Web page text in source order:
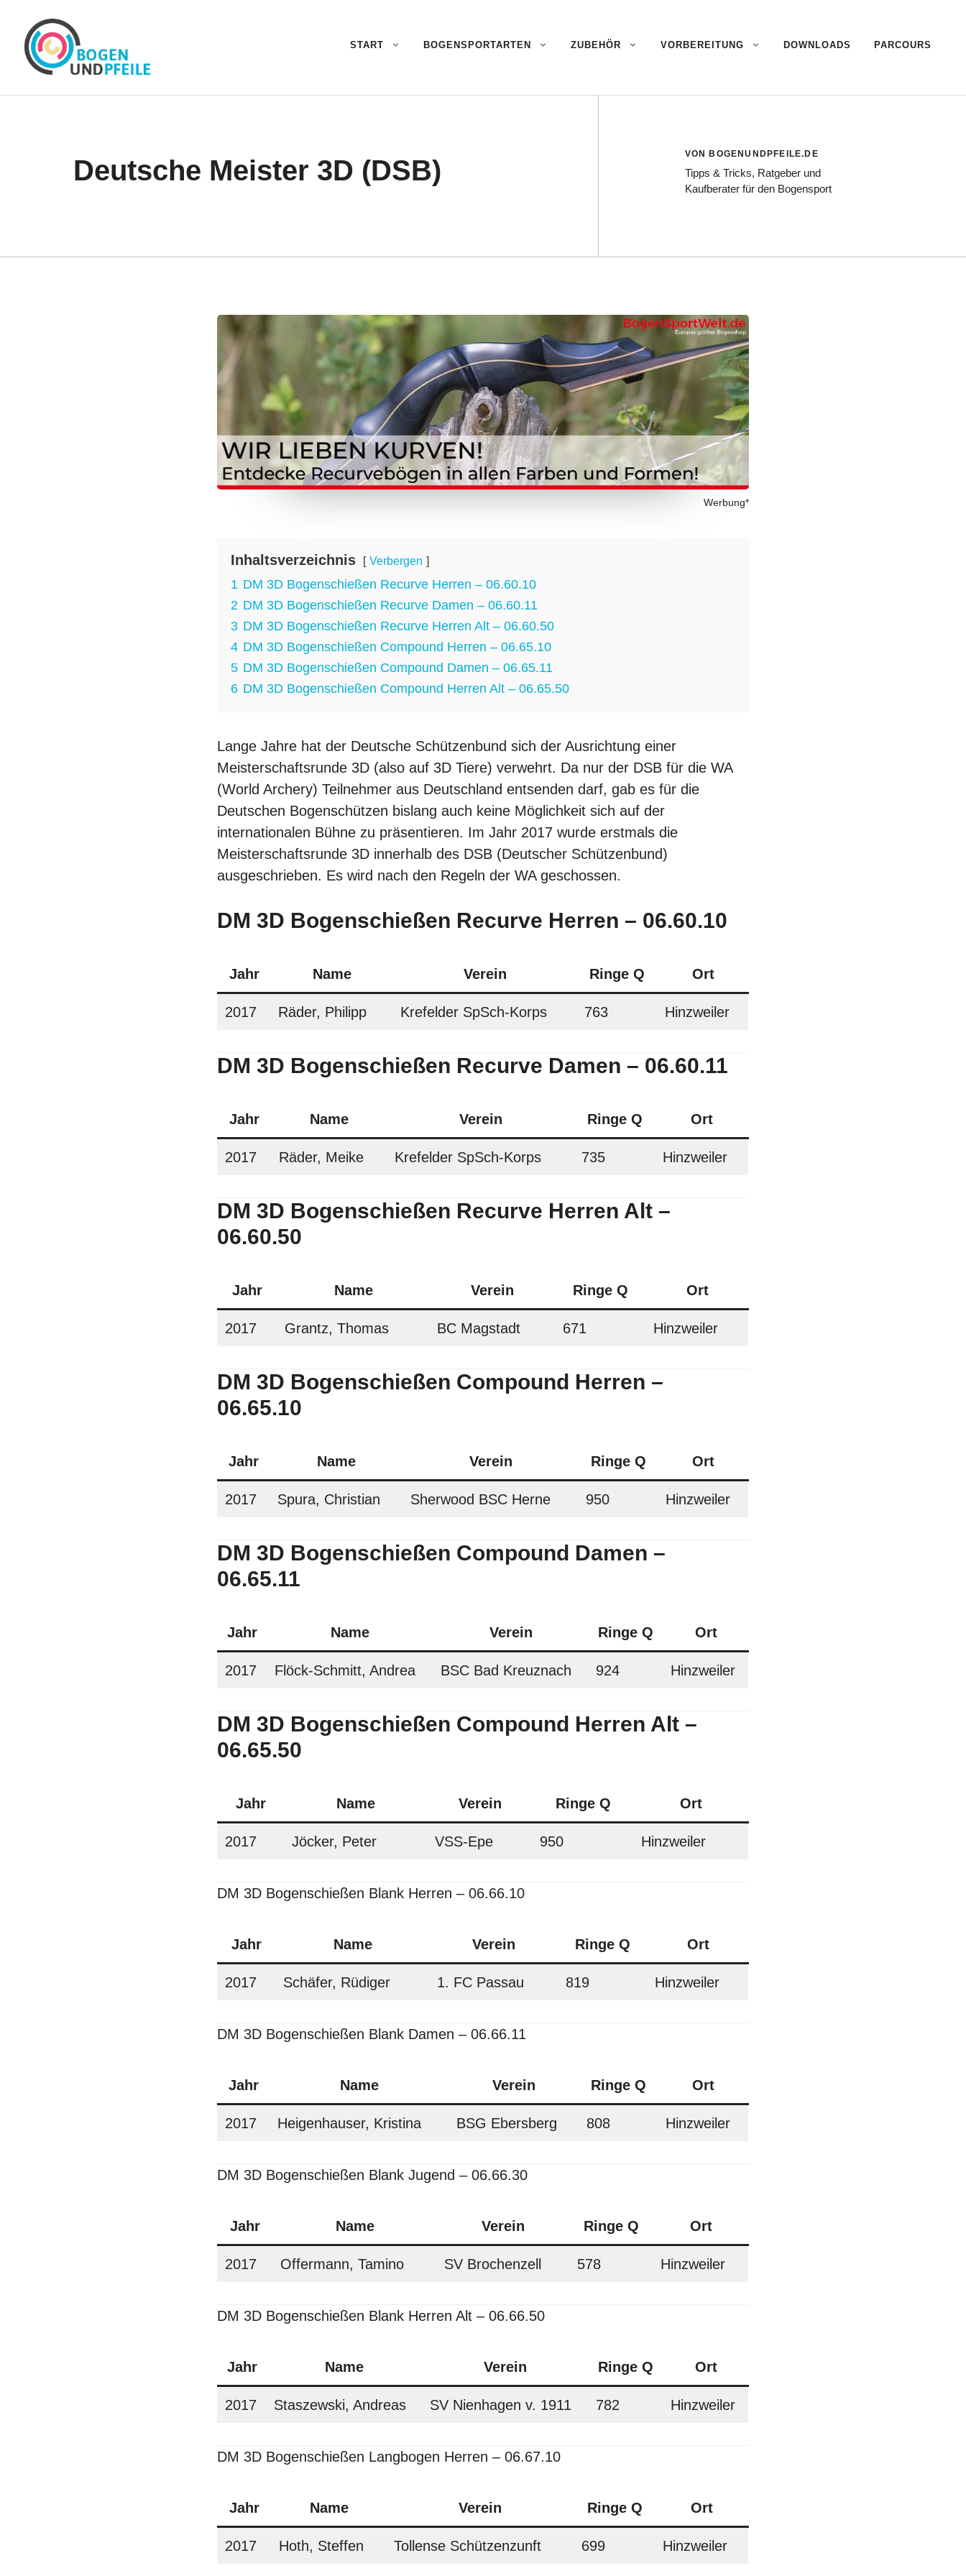
Inhalt
springen
START BOGENSPORTARTEN ZUBEHÖR VORBEREITUNG DOWNLOADS PARCOURS
Deutsche Meister 3D (DSB)
VON BOGENUNDPFEILE.DE
Tipps & Tricks, Ratgeber und
Kaufberater für den Bogensport
Werbung*
Inhaltsverzeichnis Verbergen
1 DM 3D Bogenschießen Recurve Herren – 06.60.10
2 DM 3D Bogenschießen Recurve Damen – 06.60.11
3 DM 3D Bogenschießen Recurve Herren Alt – 06.60.50
4 DM 3D Bogenschießen Compound Herren – 06.65.10
5 DM 3D Bogenschießen Compound Damen – 06.65.11
6 DM 3D Bogenschießen Compound Herren Alt – 06.65.50
Lange Jahre hat der Deutsche Schützenbund sich der Ausrichtung einer
Meisterschaftsrunde 3D (also auf 3D Tiere) verwehrt. Da nur der DSB für die WA
(World Archery) Teilnehmer aus Deutschland entsenden darf, gab es für die
Deutschen Bogenschützen bislang auch keine Möglichkeit sich auf der
internationalen Bühne zu präsentieren. Im Jahr 2017 wurde erstmals die
Meisterschaftsrunde 3D innerhalb des DSB (Deutscher Schützenbund)
ausgeschrieben. Es wird nach den Regeln der WA geschossen.
DM 3D Bogenschießen Recurve Herren – 06.60.10
Jahr Name Verein Ringe Q Ort
2017 Räder, Philipp Krefelder SpSch-Korps 763 Hinzweiler
DM 3D Bogenschießen Recurve Damen – 06.60.11
Jahr Name Verein Ringe Q Ort
2017 Räder, Meike Krefelder SpSch-Korps 735 Hinzweiler
DM 3D Bogenschießen Recurve Herren Alt –
06.60.50
Jahr Name Verein Ringe Q Ort
2017 Grantz, Thomas BC Magstadt 671 Hinzweiler
DM 3D Bogenschießen Compound Herren –
06.65.10
Jahr Name Verein Ringe Q Ort
2017 Spura, Christian Sherwood BSC Herne 950 Hinzweiler
DM 3D Bogenschießen Compound Damen –
06.65.11
Jahr Name Verein Ringe Q Ort
2017 Flöck-Schmitt, Andrea BSC Bad Kreuznach 924 Hinzweiler
DM 3D Bogenschießen Compound Herren Alt –
06.65.50
Jahr Name Verein Ringe Q Ort
2017 Jöcker, Peter VSS-Epe 950 Hinzweiler
DM 3D Bogenschießen Blank Herren – 06.66.10
Jahr Name Verein Ringe Q Ort
2017 Schäfer, Rüdiger 1. FC Passau 819 Hinzweiler
DM 3D Bogenschießen Blank Damen – 06.66.11
Jahr Name Verein Ringe Q Ort
2017 Heigenhauser, Kristina BSG Ebersberg 808 Hinzweiler
DM 3D Bogenschießen Blank Jugend – 06.66.30
Jahr Name Verein Ringe Q Ort
2017 Offermann, Tamino SV Brochenzell 578 Hinzweiler
DM 3D Bogenschießen Blank Herren Alt – 06.66.50
Jahr Name Verein Ringe Q Ort
2017 Staszewski, Andreas SV Nienhagen v. 1911 782 Hinzweiler
DM 3D Bogenschießen Langbogen Herren – 06.67.10
Jahr Name Verein Ringe Q Ort
2017 Hoth, Steffen Tollense Schützenzunft 699 Hinzweiler